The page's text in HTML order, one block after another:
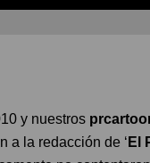
y nuestros
a la redacción de ‘ El